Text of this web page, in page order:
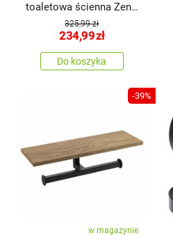
toaletowa ścienna Zen ,
325,99 zł
234,99zł
Do koszyka
-39%
w magazynie